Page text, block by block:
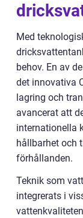
Med
behov. En av
det innovativa
lagring och
avancerat att
internationella
hållbarhet och
förhållanden.
Teknik som
integrerats i